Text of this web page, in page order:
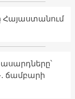
Հայաստանում
ճամբարի